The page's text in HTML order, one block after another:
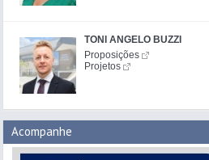
TONI ANGELO BUZZI
Proposições
Projetos
Acompanhe